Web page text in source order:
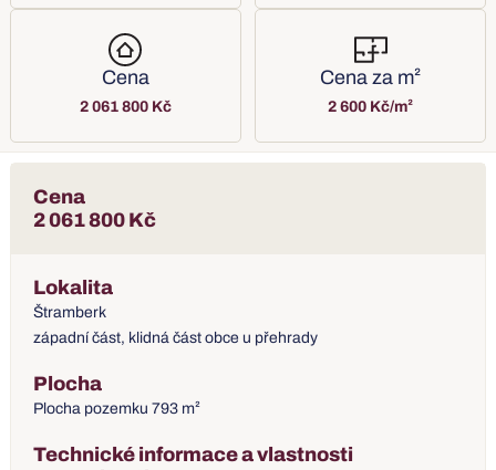
Cena
2 061 800 Kč
Cena za m²
2 600 Kč/m²
Cena
2 061 800 Kč
Lokalita
Štramberk
západní část, klidná část obce u přehrady
Plocha
Plocha pozemku 793 m²
Technické informace a vlastnosti